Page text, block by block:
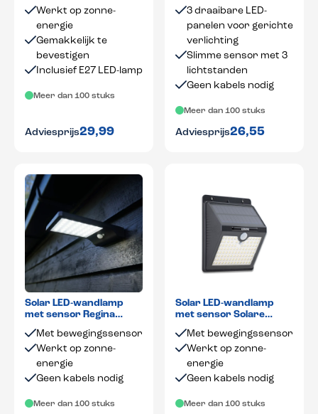
Werkt op zonne-
energie
Gemakkelijk te
bevestigen
Inclusief E27 LED-lamp
Meer dan 100 stuks
Adviesprijs29,99
3 draaibare LED-
panelen voor gerichte
verlichting
Slimme sensor met 3
lichtstanden
Geen kabels nodig
Meer dan 100 stuks
Adviesprijs26,55
Solar LED-wandlamp
met sensor Regina
Met bewegingssensor
Werkt op zonne-
energie
Geen kabels nodig
Meer dan 100 stuks
Solar LED-wandlamp
met sensor Solare
Met bewegingssensor
Werkt op zonne-
energie
Geen kabels nodig
Meer dan 100 stuks